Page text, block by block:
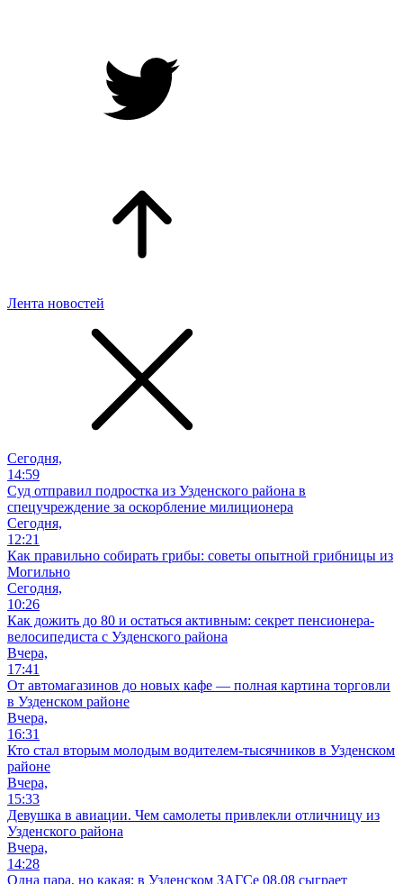
Лента новостей
Сегодня,
14:59
Суд отправил подростка из Узденского района в
спецучреждение за оскорбление милиционера
Сегодня,
12:21
Как правильно собирать грибы: советы опытной грибницы из
Могильно
Сегодня,
10:26
Как дожить до 80 и остаться активным: секрет пенсионера-
велосипедиста с Узденского района
Вчера,
17:41
От автомагазинов до новых кафе — полная картина торговли
в Узденском районе
Вчера,
16:31
Кто стал вторым молодым водителем-тысячников в Узденском
районе
Вчера,
15:33
Девушка в авиации. Чем самолеты привлекли отличницу из
Узденского района
Вчера,
14:28
Одна пара, но какая: в Узденском ЗАГСе 08.08 сыграет